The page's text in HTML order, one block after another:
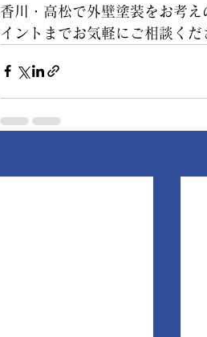
香川・高松で外壁塗装をお考
イントまでお気軽にご相談くだ